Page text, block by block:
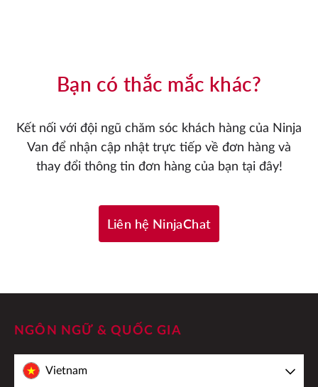
Bạn có thắc mắc khác?
Kết nối với đội ngũ chăm sóc khách hàng của Ninja
Van để nhận cập nhật trực tiếp về đơn hàng và
thay đổi thông tin đơn hàng của bạn tại đây!
Liên hệ NinjaChat
NGÔN NGỮ & QUỐC GIA
Vietnam